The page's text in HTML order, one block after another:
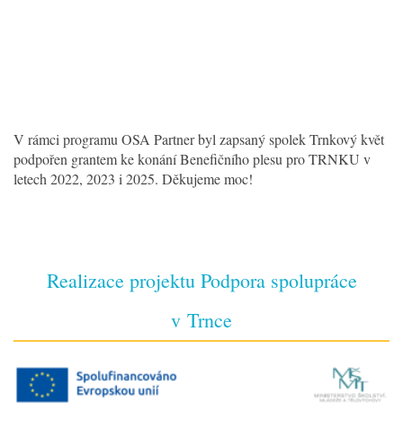
V rámci programu OSA Partner byl zapsaný spolek Trnkový květ
podpořen grantem ke konání Benefičního plesu pro TRNKU v
letech 2022, 2023 i 2025. Děkujeme moc!
Realizace projektu Podpora spolupráce
v Trnce